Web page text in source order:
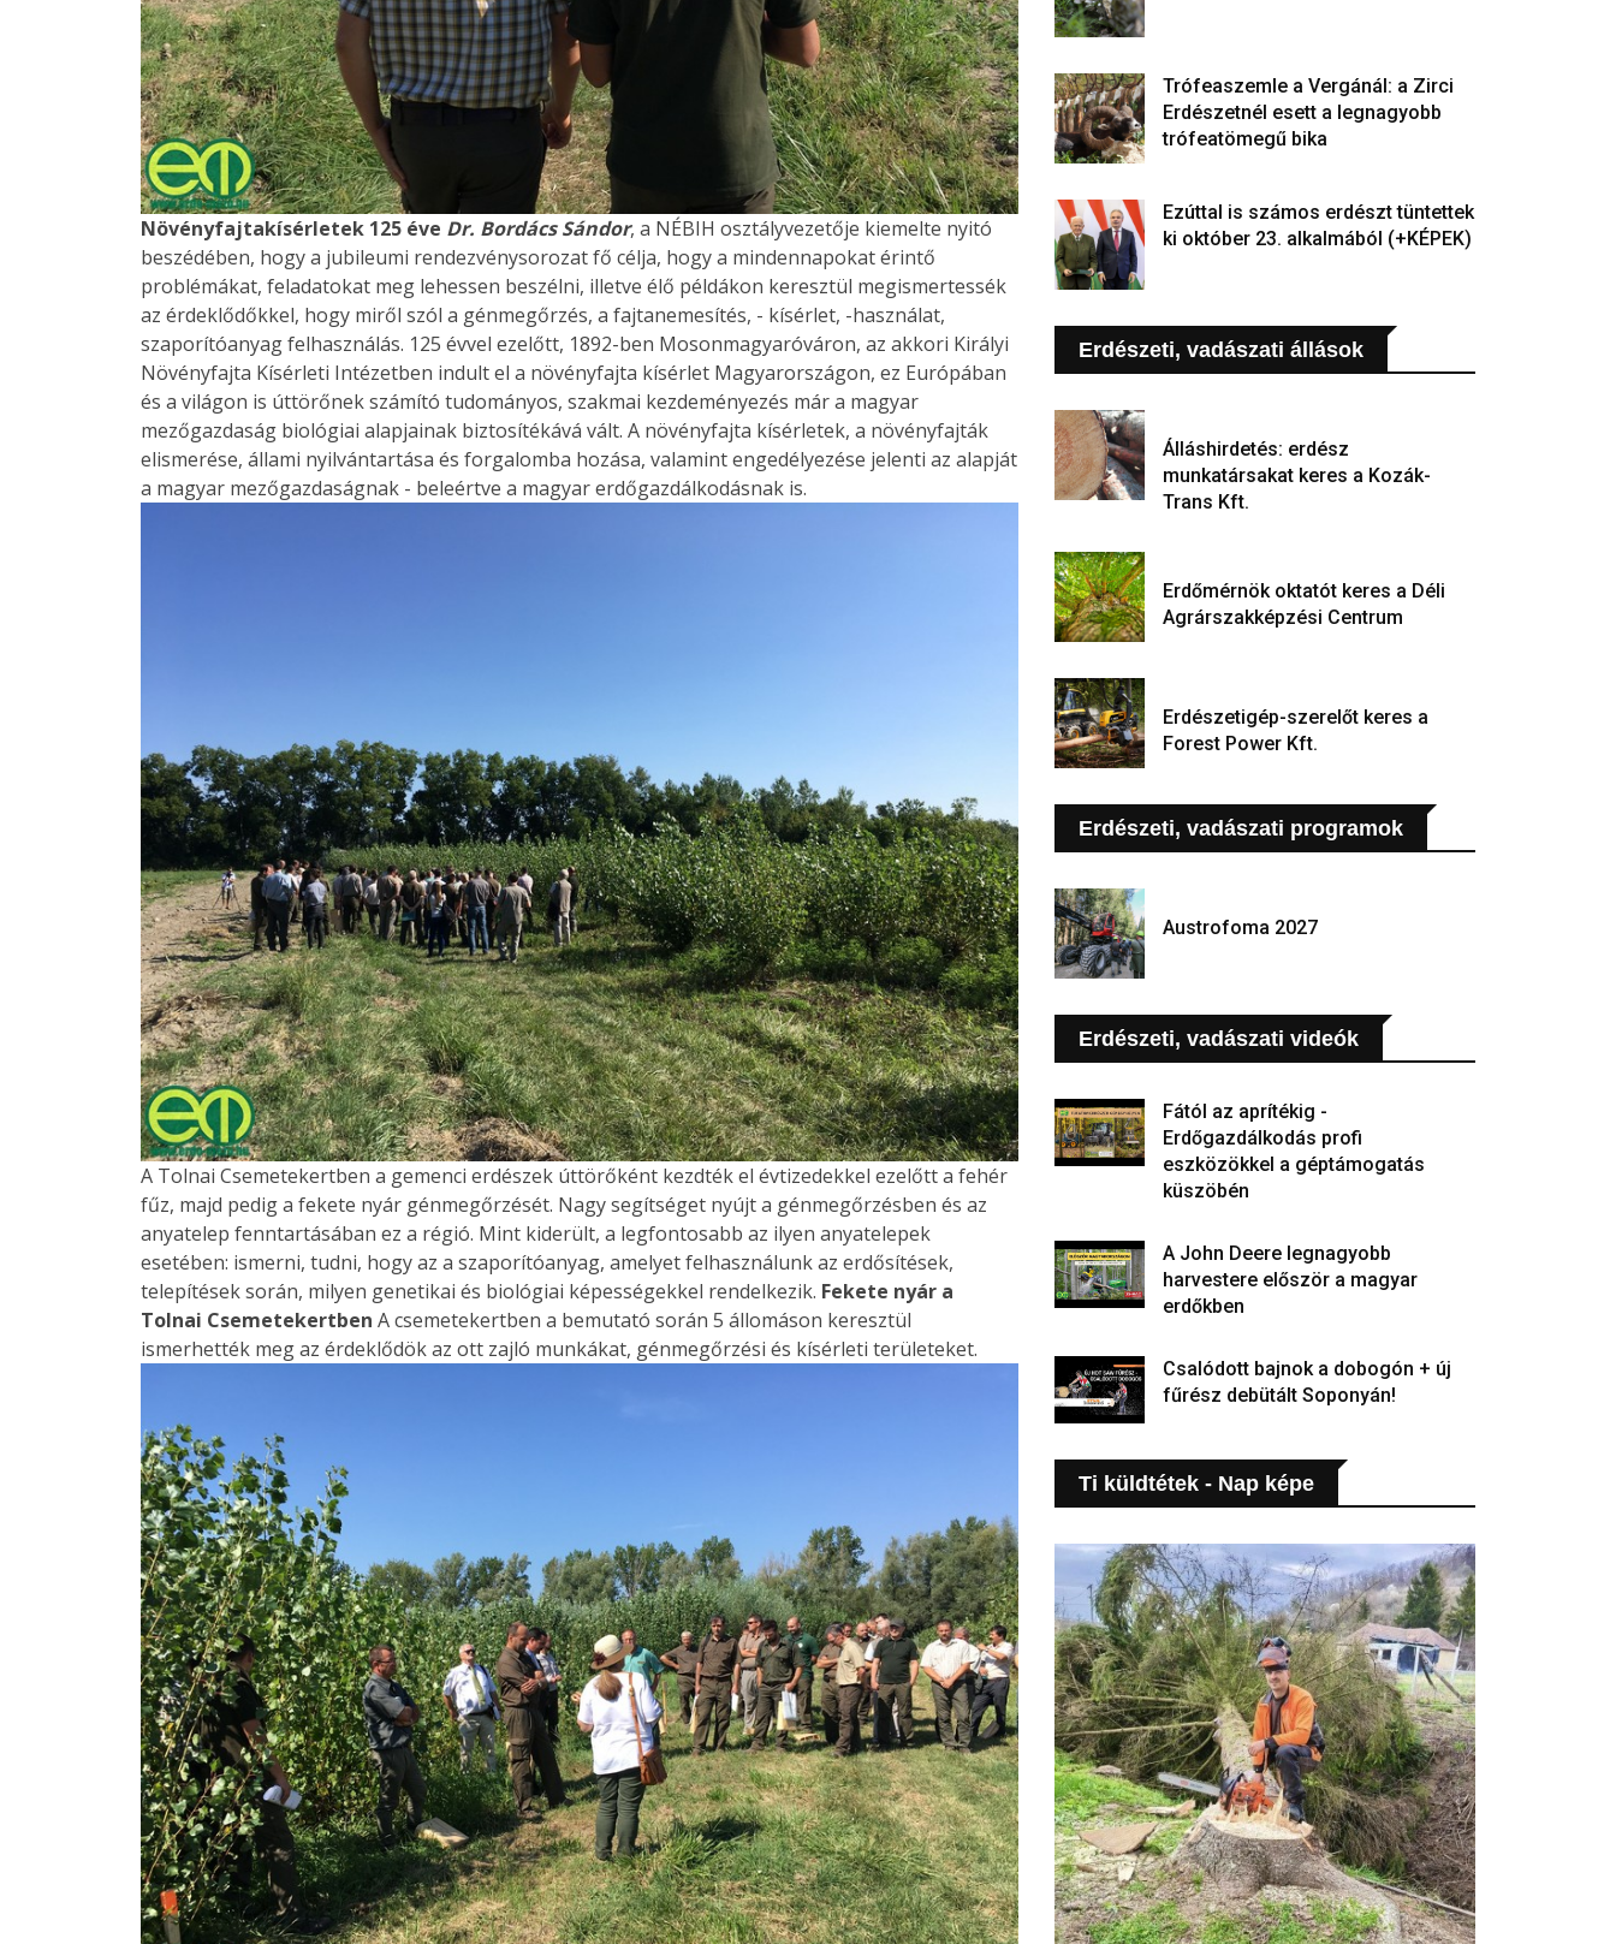
Növényfajtakísérletek 125 éve Dr. Bordács Sándor, a NÉBIH osztályvezetője kiemelte nyitó
beszédében, hogy a jubileumi rendezvénysorozat fő célja, hogy a mindennapokat érintő
problémákat, feladatokat meg lehessen beszélni, illetve élő példákon keresztül megismertessék
az érdeklődőkkel, hogy miről szól a génmegőrzés, a fajtanemesítés, - kísérlet, -használat,
szaporítóanyag felhasználás. 125 évvel ezelőtt, 1892-ben Mosonmagyaróváron, az akkori Királyi
Növényfajta Kísérleti Intézetben indult el a növényfajta kísérlet Magyarországon, ez Európában
és a világon is úttörőnek számító tudományos, szakmai kezdeményezés már a magyar
mezőgazdaság biológiai alapjainak biztosítékává vált. A növényfajta kísérletek, a növényfajták
elismerése, állami nyilvántartása és forgalomba hozása, valamint engedélyezése jelenti az alapját
a magyar mezőgazdaságnak - beleértve a magyar erdőgazdálkodásnak is.
A Tolnai Csemetekertben a gemenci erdészek úttörőként kezdték el évtizedekkel ezelőtt a fehér
fűz, majd pedig a fekete nyár génmegőrzését. Nagy segítséget nyújt a génmegőrzésben és az
anyatelep fenntartásában ez a régió. Mint kiderült, a legfontosabb az ilyen anyatelepek
esetében: ismerni, tudni, hogy az a szaporítóanyag, amelyet felhasználunk az erdősítések,
telepítések során, milyen genetikai és biológiai képességekkel rendelkezik. Fekete nyár a
Tolnai Csemetekertben A csemetekertben a bemutató során 5 állomáson keresztül
ismerhették meg az érdeklődök az ott zajló munkákat, génmegőrzési és kísérleti területeket.
Trófeaszemle a Vergánál: a Zirci
Erdészetnél esett a legnagyobb
trófeatömegű bika
Ezúttal is számos erdészt tüntettek
ki október 23. alkalmából (+KÉPEK)
Erdészeti, vadászati állások
Álláshirdetés: erdész
munkatársakat keres a Kozák-
Trans Kft.
Erdőmérnök oktatót keres a Déli
Agrárszakképzési Centrum
Erdészetigép-szerelőt keres a
Forest Power Kft.
Erdészeti, vadászati programok
Austrofoma 2027
Erdészeti, vadászati videók
Fától az aprítékig -
Erdőgazdálkodás profi
eszközökkel a géptámogatás
küszöbén
A John Deere legnagyobb
harvestere először a magyar
erdőkben
Csalódott bajnok a dobogón + új
fűrész debütált Soponyán!
Ti küldtétek - Nap képe